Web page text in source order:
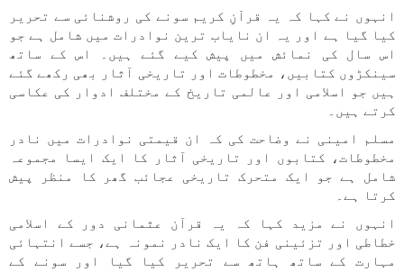
انہوں نے کہا کہ یہ قرآنِ کریم سونے کی روشنائی سے تحریر
کیا گیا ہے اور یہ ان نایاب ترین نوادرات میں شامل ہے جو
اس سال کی نمائش میں پیش کیے گئے ہیں۔ اس کے ساتھ
سینکڑوں کتابیں، مخطوطات اور تاریخی آثار بھی رکھے گئے
ہیں جو اسلامی اور عالمی تاریخ کے مختلف ادوار کی عکاسی
کرتے ہیں۔
مسلم امینی نے وضاحت کی کہ ان قیمتی نوادرات میں نادر
مخطوطات، کتابوں اور تاریخی آثار کا ایک ایسا مجموعہ
شامل ہے جو ایک متحرک تاریخی عجائب گھر کا منظر پیش
کرتا ہے۔
انہوں نے مزید کہا کہ یہ قرآن عثمانی دور کے اسلامی
خطاطی اور تزئینی فن کا ایک نادر نمونہ ہے، جسے انتہائی
مہارت کے ساتھ ہاتھ سے تحریر کیا گیا اور سونے کے